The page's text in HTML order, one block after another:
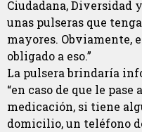
Ciudadana, Diversidad
unas pulseras que
mayores. Obviamente,
obligado a eso.”
La pulsera brindaría
“en caso de que le
medicación, si tiene
domicilio, un teléfono